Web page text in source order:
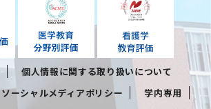
個人情報に関する取り扱いについて
ソーシャルメディアポリシー
学内専用